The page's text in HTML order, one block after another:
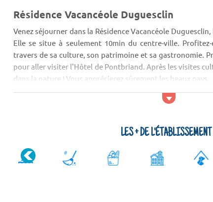
Résidence Vacancéole Duguesclin
Venez séjourner dans la Résidence Vacancéole
Elle se situe à seulement 10min du centre-ville.
travers de sa culture, son patrimoine et sa gastronomie.
pour aller visiter l'Hôtel de Pontbriand. Après les visites
dans la nature ! Vous apprécierez sûrement les beaux pays...
LES + DE L'ÉTABLISSEMENT